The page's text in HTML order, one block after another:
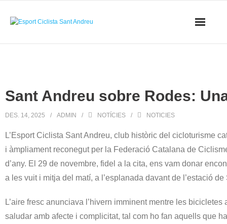
Sant Andreu sobre Rodes:
DES. 14, 2025 ADMIN NOTÍCIES NOTICIES
L’Esport Ciclista Sant Andreu, club històric del cicloturisme
i àmpliament reconegut per la Federació Catalana de
d’any. El 29 de novembre, fidel a la cita, ens vam donar
a les vuit i mitja del matí, a l’esplanada davant de l’estació
L’aire fresc anunciava l’hivern imminent mentre les
saludar amb afecte i complicitat, tal com ho fan aquells que